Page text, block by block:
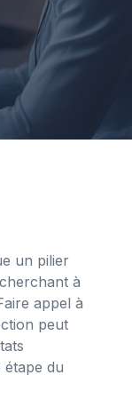
un pilier
à
appel à
peut
du